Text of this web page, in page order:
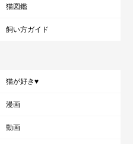
猫図鑑
飼い方ガイド
猫が好き♥
漫画
動画